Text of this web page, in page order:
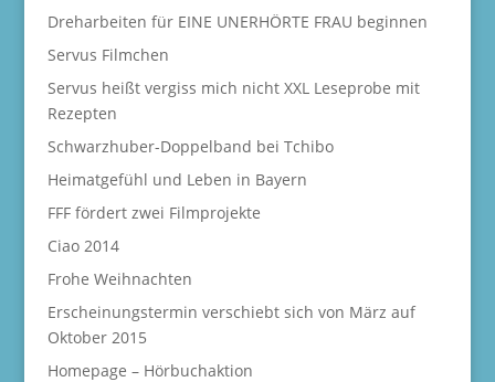
Dreharbeiten für EINE UNERHÖRTE FRAU beginnen
Servus Filmchen
Servus heißt vergiss mich nicht XXL Leseprobe mit
Rezepten
Schwarzhuber-Doppelband bei Tchibo
Heimatgefühl und Leben in Bayern
FFF fördert zwei Filmprojekte
Ciao 2014
Frohe Weihnachten
Erscheinungstermin verschiebt sich von März auf
Oktober 2015
Homepage – Hörbuchaktion